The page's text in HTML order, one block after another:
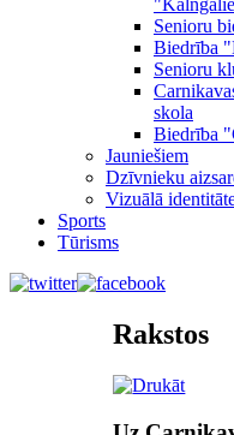
Senioru
Biedrība
Senioru
skola
Biedrība
Jauniešiem
Dzīvnieku
Vizuālā
Sports
Tūrisms
Rakstos